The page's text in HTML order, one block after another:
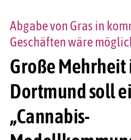
Große Mehrheit
Dortmund soll
„Cannabis-
Abgabe von Gras in
Geschäften wäre